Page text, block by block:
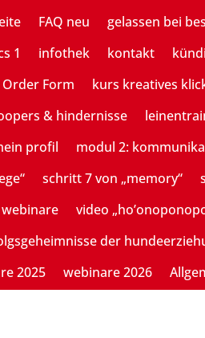
FAQ neu
gelassen bei
1 infothek kontakt
Form
kurs kreatives
& hindernisse
profil
modul 2:
schritt 7 von „memory“
video
der
2025 webinare 2026